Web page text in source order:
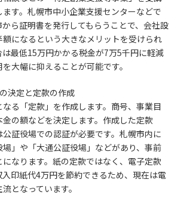
す。札幌市中小企業支援センターなどで
ら証明書を発行してもらうことで、会社設
になるという大きなメリットを受けられ
最低15万円かかる税金が7万5千円に軽減
大幅に抑えることが可能です。
決定と定款の作成
る「定款」を作成します。商号、事業目
の額などを決定します。作成した定款
証役場での認証が必要です。札幌市内に
」や「大通公証役場」などがあり、事前
なります。紙の定款ではなく、電子定款
印紙代4万円を節約できるため、現在は電
となっています。